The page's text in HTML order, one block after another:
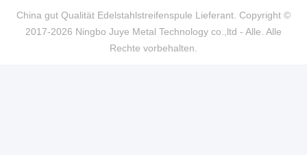
China gut Qualität Edelstahlstreifenspule Lieferant. Copyright ©
2017-2026 Ningbo Juye Metal Technology co.,ltd - Alle. Alle
Rechte vorbehalten.